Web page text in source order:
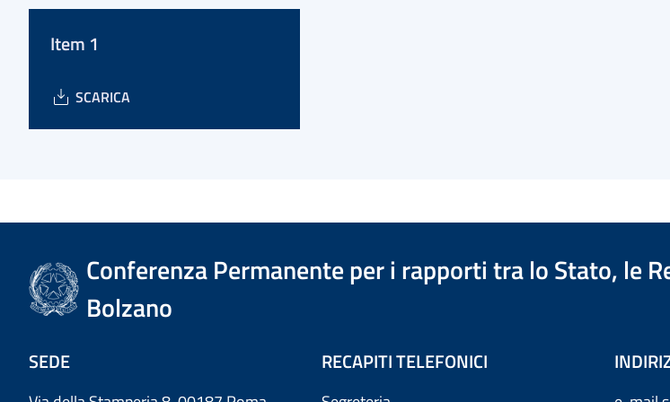
Item 1
SCARICA
Conferenza Permanente per i rapporti tra lo Stato, le
Bolzano
SEDE RECAPITI TELEFONICI